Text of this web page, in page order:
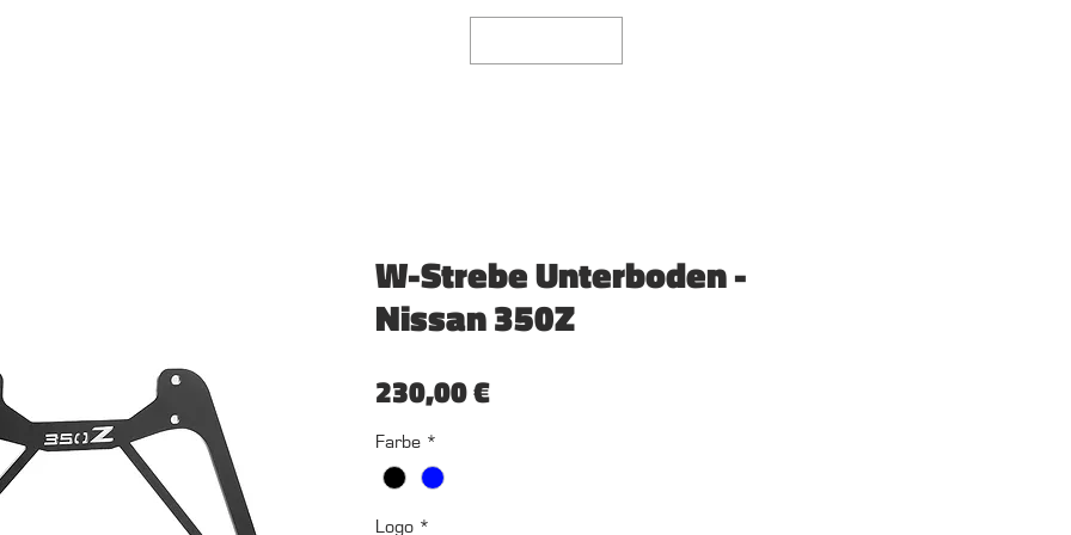
W-Strebe Unterboden -
Nissan 350Z
230,00 €Preis
Farbe *
Logo *